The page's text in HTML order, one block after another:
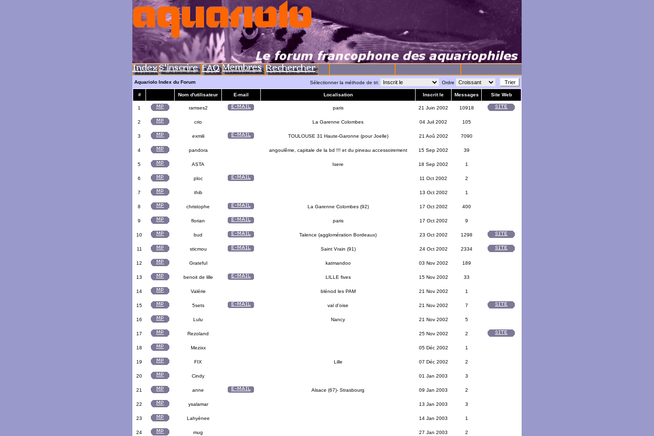
Aquariolo Index du Forum Sélectionner la méthode de tri: Ordre
# Nom d'utilisateur E-mail Localisation Inscrit le Messages Site Web
1 ramses2 paris 21 Juin 2002 10918
2 crio La Garenne Colombes 04 Juil 2002 105
3 exmili TOULOUSE 31 Haute-Garonne (pour Joelle) 21 Aoû 2002 7090
4 pandora angoulême, capitale de la bd !!! et du pineau accessoirement 15 Sep 2002 39
5 ASTA Isere 18 Sep 2002 1
6 ploc 11 Oct 2002 2
7 thib 13 Oct 2002 1
8 christophe La Garenne Colombes (92) 17 Oct 2002 400
9 florian paris 17 Oct 2002 9
10 bud Talence (agglomération Bordeaux) 23 Oct 2002 1298
11 sticmou Saint Vrain (91) 24 Oct 2002 2334
12 Grateful katmandoo 03 Nov 2002 189
13 benoit de lille LILLE fives 15 Nov 2002 33
14 Valérie blénod les PAM 21 Nov 2002 1
15 5sets val d'oise 21 Nov 2002 7
16 Lulu Nancy 21 Nov 2002 5
17 Rezoland 25 Nov 2002 2
18 Mezixx 05 Déc 2002 1
19 FIX Lille 07 Déc 2002 2
20 Cindy 01 Jan 2003 3
21 anne Alsace (67)- Strasbourg 09 Jan 2003 2
22 ysalamar 13 Jan 2003 3
23 Lahyènee 14 Jan 2003 1
24 mug 27 Jan 2003 2